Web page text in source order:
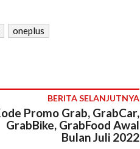
oneplus
BERITA SELANJUTNYA
Promo Grab, GrabCar,
GrabBike, GrabFood Awal
Bulan Juli 2022